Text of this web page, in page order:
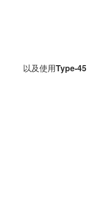
以及使用Type-45